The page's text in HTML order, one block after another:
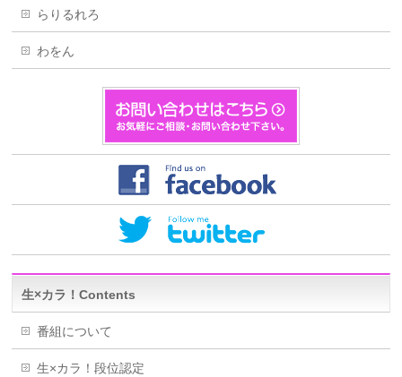
らりるれろ
わをん
生×カラ！Contents
番組について
生×カラ！段位認定